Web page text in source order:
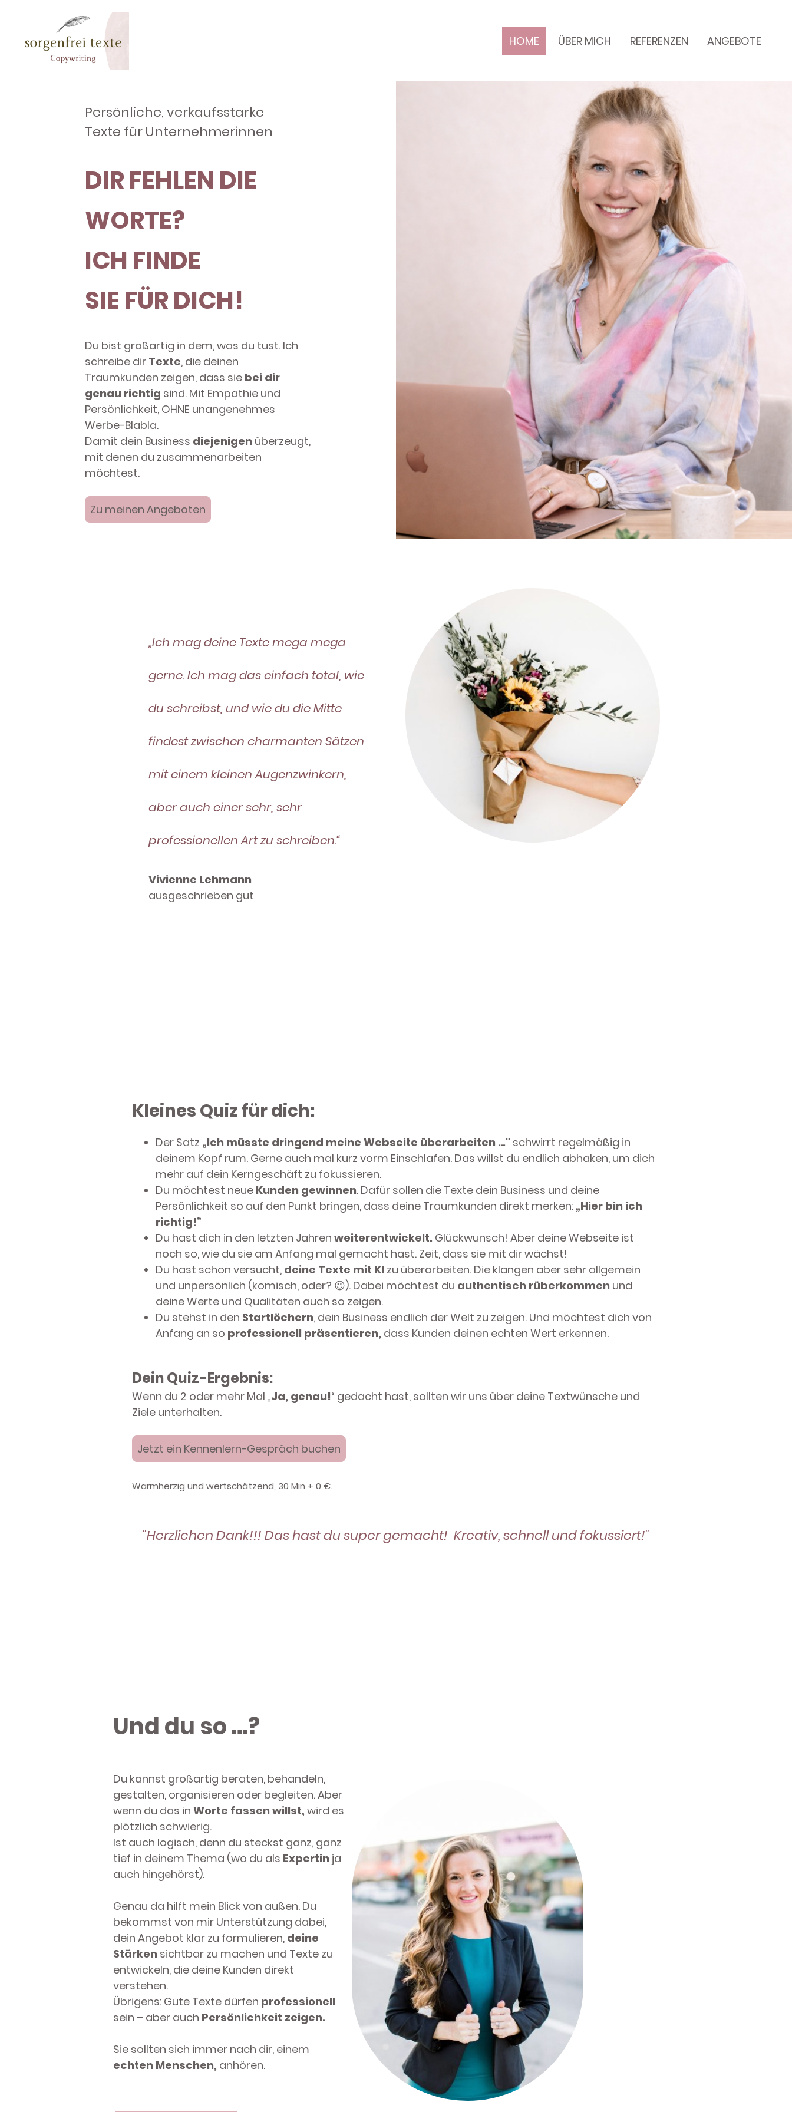
HOME ÜBER MICH REFERENZEN ANGEBOTE
Persönliche, verkaufsstarke
Texte für Unternehmerinnen
DIR FEHLEN DIE
WORTE?
ICH FINDE
SIE FÜR DICH!
Du bist großartig in dem, was du tust. Ich
schreibe dir Texte, die deinen
Traumkunden zeigen, dass sie bei dir
genau richtig sind. Mit Empathie und
Persönlichkeit, OHNE unangenehmes
Werbe-Blabla.
Damit dein Business diejenigen überzeugt,
mit denen du zusammenarbeiten
möchtest.
Zu meinen Angeboten
„Ich mag deine Texte mega mega
gerne. Ich mag das einfach total, wie
du schreibst, und wie du die Mitte
findest zwischen charmanten Sätzen
mit einem kleinen Augenzwinkern,
aber auch einer sehr, sehr
professionellen Art zu schreiben.“
Vivienne Lehmann
ausgeschrieben gut
Kleines Quiz für dich:
Der Satz „Ich müsste dringend meine Webseite überarbeiten …" schwirrt regelmäßig in
deinem Kopf rum. Gerne auch mal kurz vorm Einschlafen. Das willst du endlich abhaken, um dich
mehr auf dein Kerngeschäft zu fokussieren.
Du möchtest neue Kunden gewinnen. Dafür sollen die Texte dein Business und deine
Persönlichkeit so auf den Punkt bringen, dass deine Traumkunden direkt merken: „Hier bin ich
richtig!“
Du hast dich in den letzten Jahren weiterentwickelt. Glückwunsch! Aber deine Webseite ist
noch so, wie du sie am Anfang mal gemacht hast. Zeit, dass sie mit dir wächst!
Du hast schon versucht, deine Texte mit KI zu überarbeiten. Die klangen aber sehr allgemein
und unpersönlich (komisch, oder? 😉). Dabei möchtest du authentisch rüberkommen und
deine Werte und Qualitäten auch so zeigen.
Du stehst in den Startlöchern, dein Business endlich der Welt zu zeigen. Und möchtest dich von
Anfang an so professionell präsentieren, dass Kunden deinen echten Wert erkennen.
Dein Quiz-Ergebnis:
Wenn du 2 oder mehr Mal „Ja, genau!“ gedacht hast, sollten wir uns über deine Textwünsche und
Ziele unterhalten.
Jetzt ein Kennenlern-Gespräch buchen
Warmherzig und wertschätzend, 30 Min + 0 €.
"Herzlichen Dank!!! Das hast du super gemacht! Kreativ, schnell und fokussiert!"
Und du so …?
Du kannst großartig beraten, behandeln,
gestalten, organisieren oder begleiten. Aber
wenn du das in Worte fassen willst, wird es
plötzlich schwierig.
Ist auch logisch, denn du steckst ganz, ganz
tief in deinem Thema (wo du als Expertin ja
auch hingehörst).
Genau da hilft mein Blick von außen. Du
bekommst von mir Unterstützung dabei,
dein Angebot klar zu formulieren, deine
Stärken sichtbar zu machen und Texte zu
entwickeln, die deine Kunden direkt
verstehen.
Übrigens: Gute Texte dürfen professionell
sein – aber auch Persönlichkeit zeigen.
Sie sollten sich immer nach dir, einem
echten Menschen, anhören.